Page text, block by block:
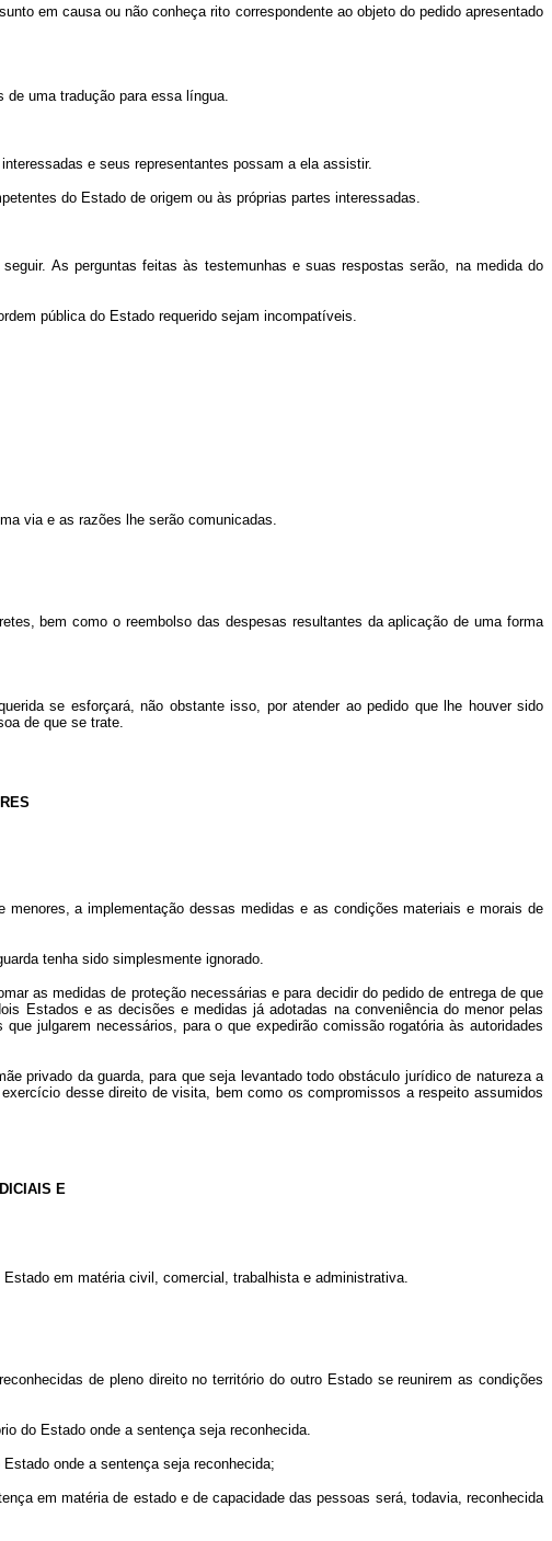
em causa ou não conheça rito correspondente ao objeto do pedido apresentado
uma tradução para essa língua.
e seus representantes possam a ela assistir.
do Estado de origem ou às próprias partes interessadas.
As perguntas feitas às testemunhas e suas respostas serão, na medida do
pública do Estado requerido sejam incompatíveis.
via e as razões lhe serão comunicadas.
bem como o reembolso das despesas resultantes da aplicação de uma forma
se esforçará, não obstante isso, por atender ao pedido que lhe houver sido
de que se trate.
a implementação dessas medidas e as condições materiais e morais de
tenha sido simplesmente ignorado.
as medidas de proteção necessárias e para decidir do pedido de entrega de que
Estados e as decisões e medidas já adotadas na conveniência do menor pelas
julgarem necessários, para o que expedirão comissão rogatória às autoridades
privado da guarda, para que seja levantado todo obstáculo jurídico de natureza a
desse direito de visita, bem como os compromissos a respeito assumidos
E
em matéria civil, comercial, trabalhista e administrativa.
de pleno direito no território do outro Estado se reunirem as condições
do Estado onde a sentença seja reconhecida.
onde a sentença seja reconhecida;
em matéria de estado e de capacidade das pessoas será, todavia, reconhecida